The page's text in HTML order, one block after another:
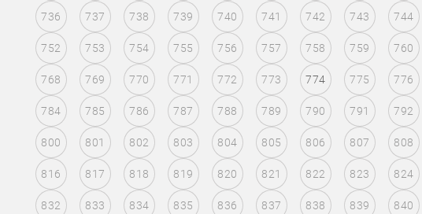
736 737 738 739 740 741 742 743 744
752 753 754 755 756 757 758 759 760
768 769 770 771 772 773 774 775 776
784 785 786 787 788 789 790 791 792
800 801 802 803 804 805 806 807 808
816 817 818 819 820 821 822 823 824
832 833 834 835 836 837 838 839 840